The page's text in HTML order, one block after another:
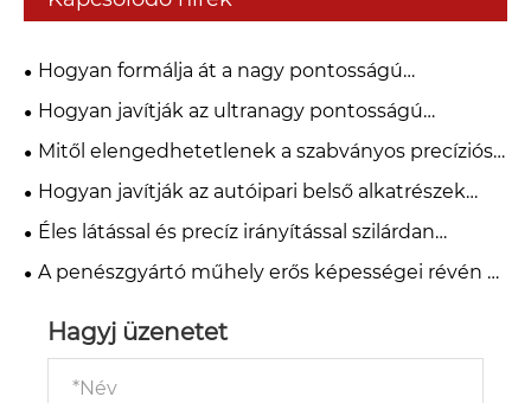
Hogyan formálja át a nagy pontosságú
öntőforma-alappiacot (2025-ben 3,2 milliárd dollár)
az elektromos járművek könnyűsúlyozása és az
integrált fröccsöntési trendek?
Hogyan javítják az ultranagy pontosságú
formaalapok a gyártás pontosságát és
hatékonyságát?
Mitől elengedhetetlenek a szabványos precíziós
formaalapok a kiváló minőségű gyártáshoz?
Hogyan javítják az autóipari belső alkatrészek
fröccsöntő szerszámai a minőséget és a
Éles látással és precíz irányítással szilárdan
megalapozzuk a minőségi védelmi vonalat a
formák számára.
A penészgyártó műhely erős képességei révén a
Hagyj üzenetet